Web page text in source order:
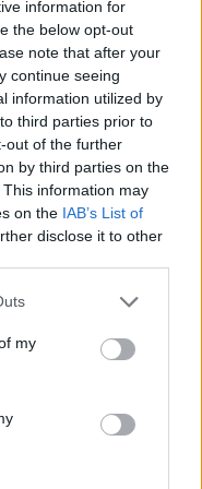
information for
the below opt-out
note that after your
continue seeing
information utilized by
third parties prior to
out of the further
by third parties on the
This information may
on the IAB’s List of
disclose it to other
my
derfor
gæster.
nemt kan hæve
at et hotel har en
er vigtigt, at alle
måde, de
områdets turister
af, siger hotelchef
Del artikel